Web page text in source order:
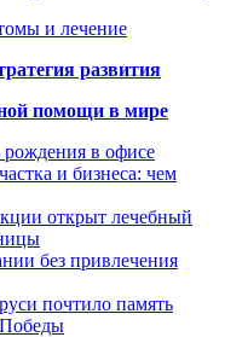
и лечение
развития
помощи в мире
рождения в офисе
и бизнеса: чем
открыт лечебный
без привлечения
почтило память